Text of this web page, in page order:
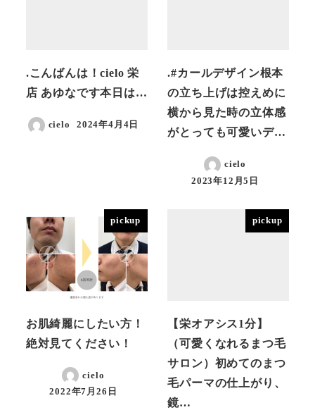
.こんばんは！cielo 栄
店 あゆなです‍️本日は…
cielo
投稿日
2024年4月4日
.#カールデザイン根本
の立ち上げは控えめに
横から見た時の立体感
がとっても可愛いデ…
cielo
投稿日
2023年12月5日
pickup
お肌綺麗にしたい方！
絶対見てください！
cielo
投稿日
2022年7月26日
pickup
【栄オアシス1分】
（可愛くなれるまつ毛
サロン）初めてのまつ
毛パーマの仕上がり、
鏡…